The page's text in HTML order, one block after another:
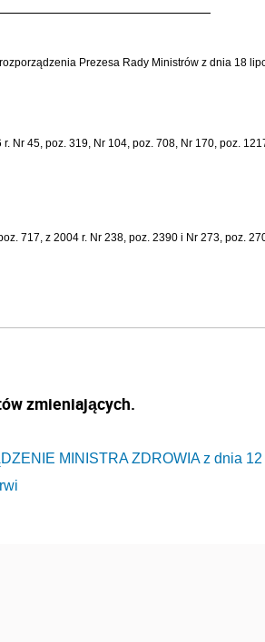
Prezesa Rady Ministrów z dnia 18
Nr 45, poz. 319, Nr 104, poz. 708, Nr 170, poz.
717, z 2004 r. Nr 238, poz. 2390 i Nr 273, poz.
zmieniających.
MINISTRA ZDROWIA z dnia